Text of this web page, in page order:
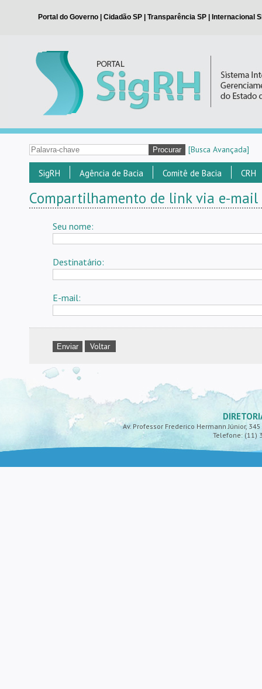
[Busca Avançada]
SigRH Agência de Bacia Comitê de Bacia CRH
Compartilhamento de link via e-mail
Seu nome:
Destinatário:
E-mail:
Voltar
Av. Professor Frederico Hermann Júnior,
Telefone: (11)